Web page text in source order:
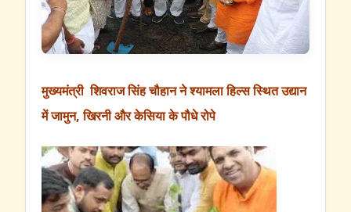
मुख्यमंत्री शिवराज सिंह चौहान ने श्यामला हिल्स स्थित उद्यान
में जामुन, खिरनी और केसिया के पौधे रोपे